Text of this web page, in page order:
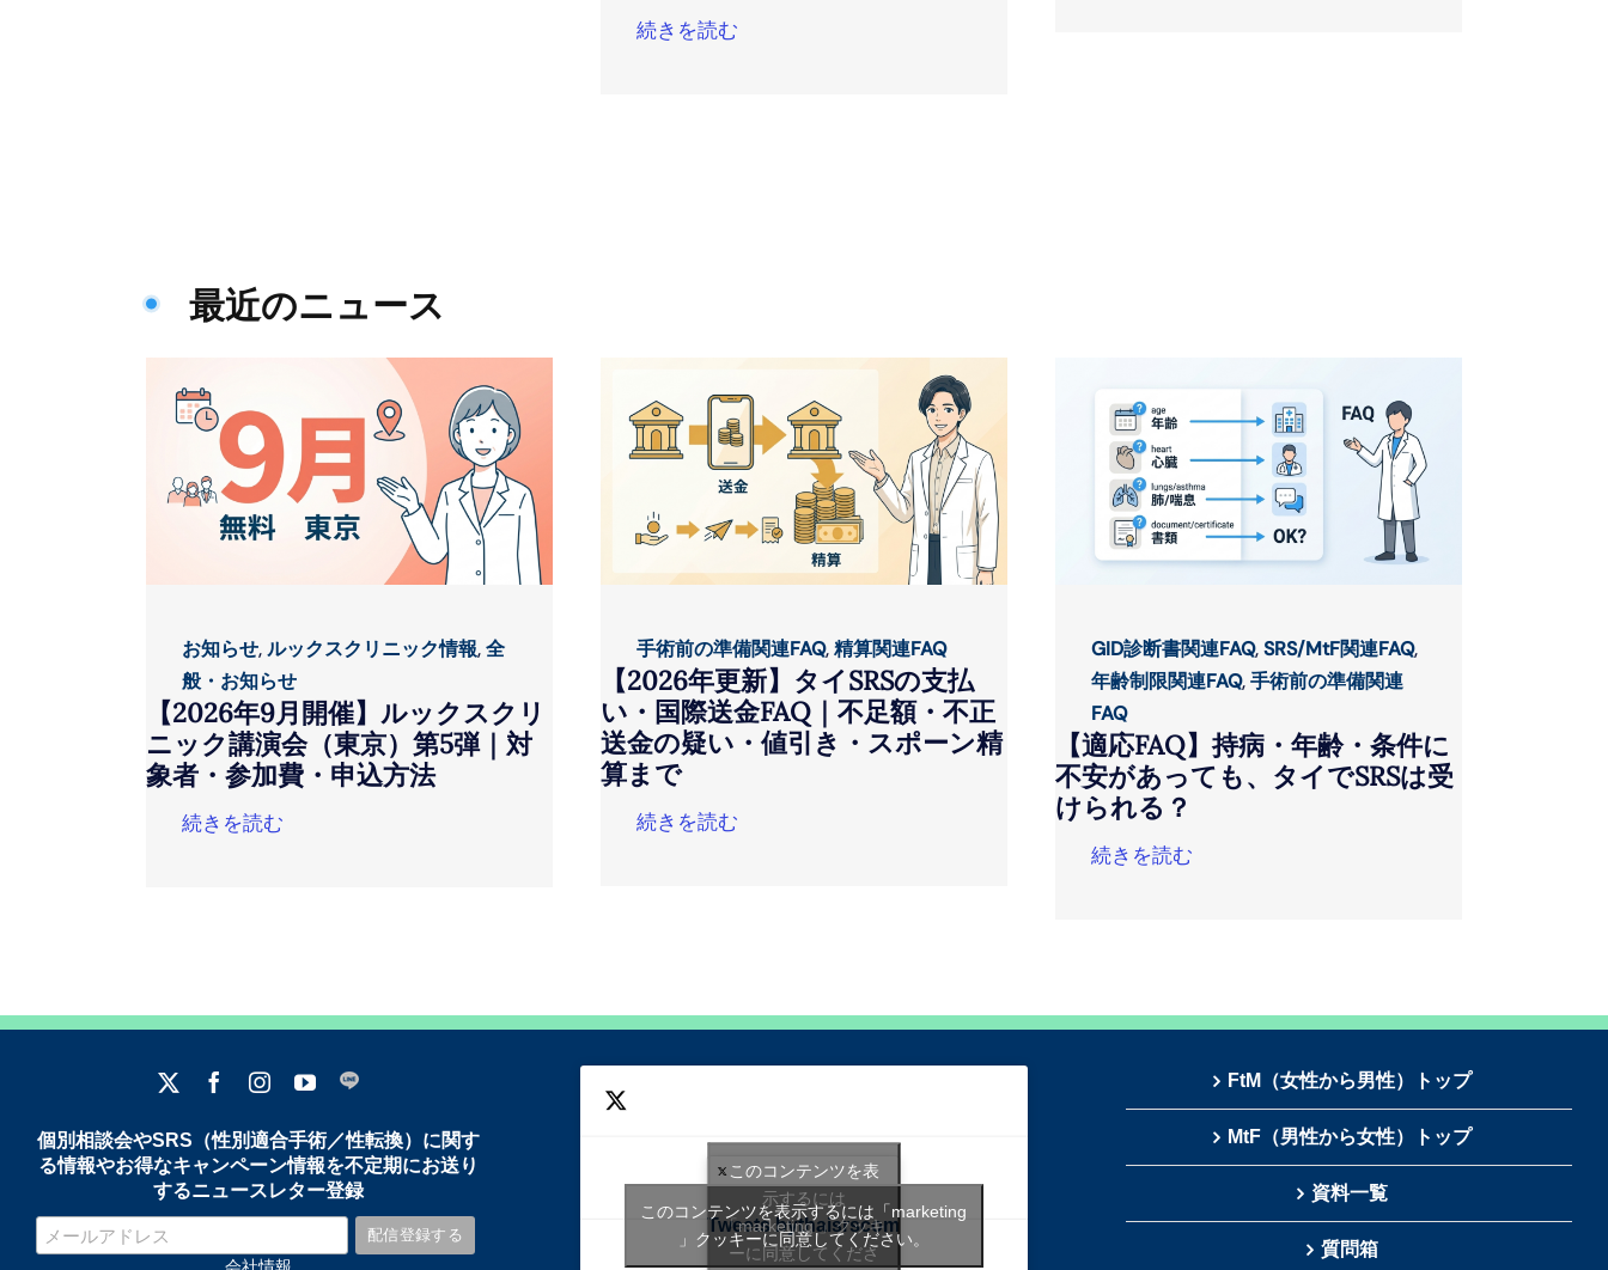
続きを読む
最近のニュース
お知らせ,ルックスクリニック情報,全
般・お知らせ
【2026年9月開催】ルックスクリ
ニック講演会（東京）第5弾｜対
象者・参加費・申込方法
続きを読む
手術前の準備関連FAQ,精算関連FAQ
【2026年更新】タイSRSの支払
い・国際送金FAQ｜不足額・不正
送金の疑い・値引き・スポーン精
算まで
続きを読む
GID診断書関連FAQ,SRS/MtF関連FAQ,
年齢制限関連FAQ,手術前の準備関連
FAQ
【適応FAQ】持病・年齢・条件に
不安があっても、タイでSRSは受
けられる？
続きを読む
個別相談会やSRS（性別適合手術／性転換）に関す
る情報やお得なキャンペーン情報を不定期にお送り
するニュースレター登録
会社情報
Tweets bythaisrscom
このコンテンツを表
示するには
「marketing 」クッキ
ーに同意してくださ
このコンテンツを表示するには「marketing
」クッキーに同意してください。
FtM（女性から男性）トップ
MtF（男性から女性）トップ
資料一覧
質問箱